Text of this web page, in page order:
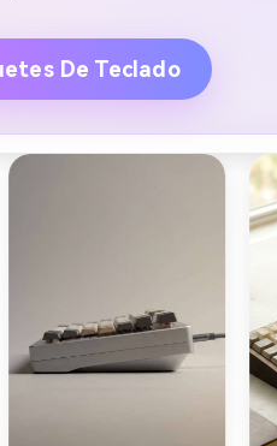
De Teclado